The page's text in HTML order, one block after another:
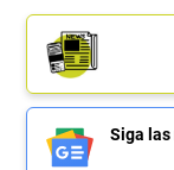
Siga las